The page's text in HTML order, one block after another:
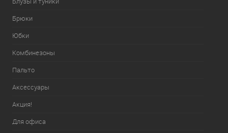
Брюки
Юбки
Комбинезоны
Пальто
Аксессуары
Акция!
Для офиса